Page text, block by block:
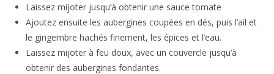
Laissez mijoter jusqu’à obtenir une sauce tomate
Ajoutez ensuite les aubergines coupées en dés, puis l’ail et
le gingembre hachés finement, les épices et l’eau.
Laissez mijoter à feu doux, avec un couvercle jusqu’à
obtenir des aubergines fondantes.